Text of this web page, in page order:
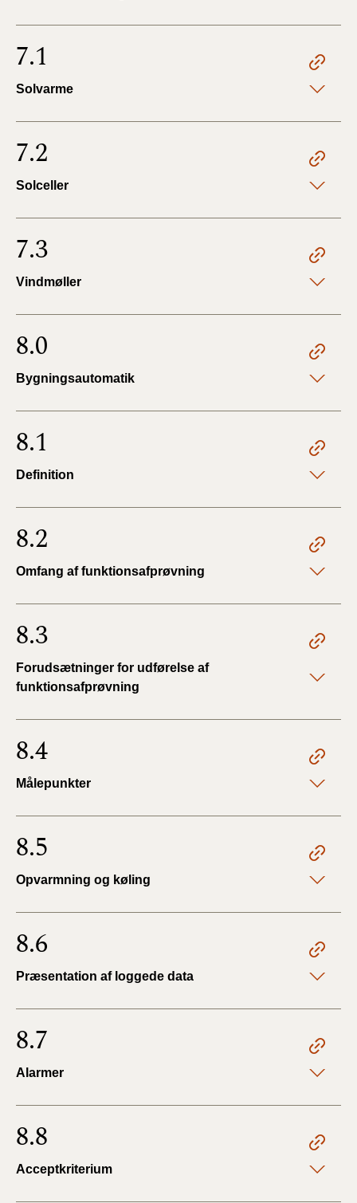
7.1
Solvarme
7.2
Solceller
7.3
Vindmøller
8.0
Bygningsautomatik
8.1
Definition
8.2
Omfang af funktionsafprøvning
8.3
Forudsætninger for udførelse af
funktionsafprøvning
8.4
Målepunkter
8.5
Opvarmning og køling
8.6
Præsentation af loggede data
8.7
Alarmer
8.8
Acceptkriterium